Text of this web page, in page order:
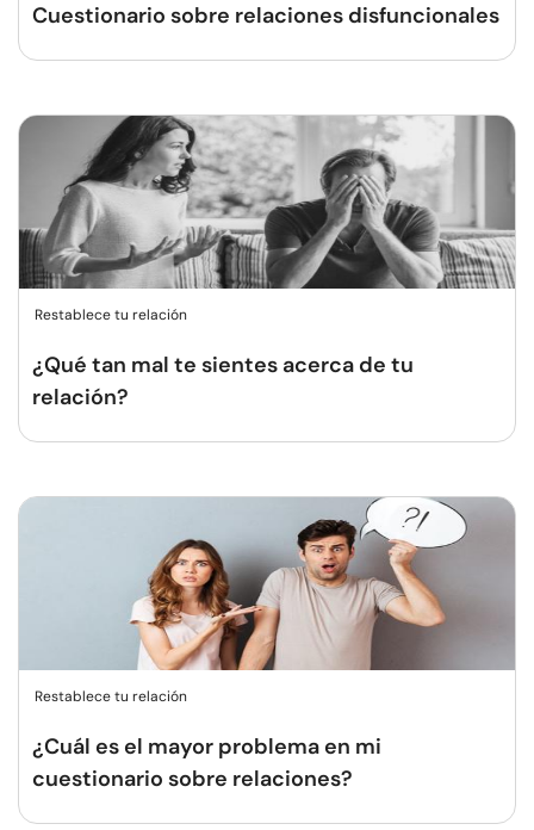
Cuestionario sobre relaciones disfuncionales
Restablece tu relación
¿Qué tan mal te sientes acerca de tu
relación?
Restablece tu relación
¿Cuál es el mayor problema en mi
cuestionario sobre relaciones?